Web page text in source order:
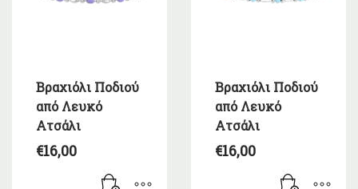
Βραχιόλι Ποδιού
από Λευκό
Ατσάλι
€16,00
Βραχιόλι Ποδιού
από Λευκό
Ατσάλι
€16,00